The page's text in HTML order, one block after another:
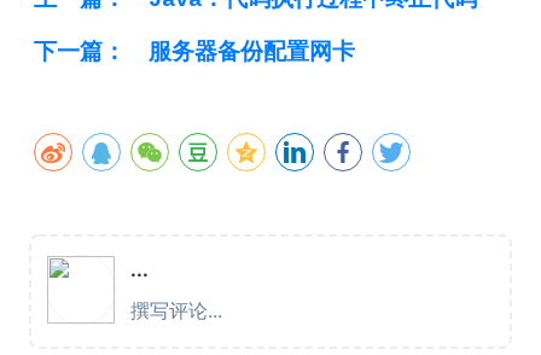
下一篇：
服务器备份配置网卡